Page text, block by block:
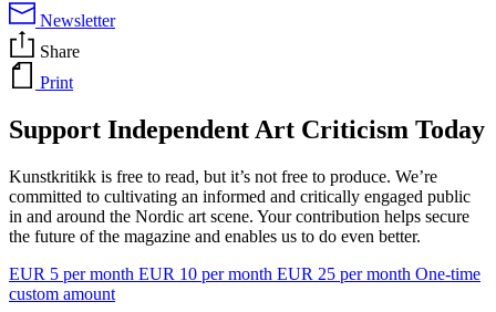
Newsletter
Share
Print
Support Independent Art Criticism Today
Kunstkritikk is free to read, but it’s not free to produce. We’re
committed to cultivating an informed and critically engaged public
in and around the Nordic art scene. Your contribution helps secure
the future of the magazine and enables us to do even better.
EUR 5 per month EUR 10 per month EUR 25 per month One-time
custom amount